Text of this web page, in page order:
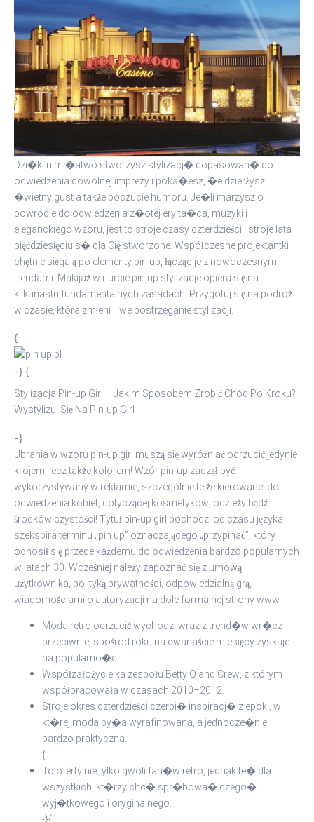
Dzi�ki nim �atwo stworzysz stylizacj� dopasowan� do
odwiedzenia dowolnej imprezy i poka�esz, �e dzierżysz
�wietny gust a także poczucie humoru. Je�li marzysz o
powrocie do odwiedzenia z�otej ery ta�ca, muzyki i
eleganckiego wzoru, jest to stroje czasy czterdzieści i stroje lata
pięćdziesięciu s� dla Cię stworzone. Współczesne projektantki
chętnie sięgają po elementy pin up, łącząc je z nowoczesnymi
trendami. Makijaż w nurcie pin up stylizacje opiera się na
kilkunastu fundamentalnych zasadach. Przygotuj się na podróż
w czasie, która zmieni Twe postrzeganie stylizacji.
{
-} {
Stylizacja Pin-up Girl – Jakim Sposobem Zrobić Chód Po Kroku?
Wystylizuj Się Na Pin-up Girl
-}
Ubrania w wzoru pin-up girl muszą się wyróżniać odrzucić jedynie
krojem, lecz także kolorem! Wzór pin-up zaczął być
wykorzystywany w reklamie, szczególnie tejże kierowanej do
odwiedzenia kobiet, dotyczącej kosmetyków, odzieży bądź
środków czystości! Tytuł pin-up girl pochodzi od czasu języka
szekspira terminu „pin up” oznaczającego „przypinać”, który
odnosił się przede każdemu do odwiedzenia bardzo popularnych
w latach 30. Wcześniej należy zapoznać się z umową
użytkownika, polityką prywatności, odpowiedzialną grą,
wiadomościami o autoryzacji na dole formalnej strony www.
Moda retro odrzucić wychodzi wraz z trend�w wr�cz
przeciwnie, spośród roku na dwanaście miesięcy zyskuje
na popularno�ci.
Współzałożycielka zespołu Betty Q and Crew, z którym
współpracowała w czasach 2010–2012.
Stroje okres czterdzieści czerpi� inspiracj� z epoki, w
kt�rej moda by�a wyrafinowana, a jednocze�nie
bardzo praktyczna.
{
To oferty nie tylko gwoli fan�w retro, jednak te� dla
wszystkich, kt�rzy chc� spr�bowa� czego�
wyj�tkowego i oryginalnego.